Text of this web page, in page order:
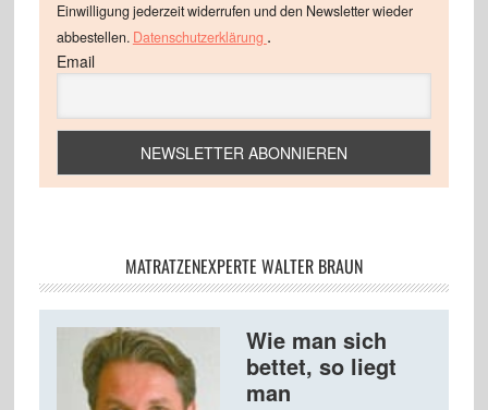
Einwilligung jederzeit widerrufen und den Newsletter wieder
abbestellen. Datenschutzerklärung .
Email
MATRATZENEXPERTE WALTER BRAUN
Wie man sich
bettet, so liegt
man